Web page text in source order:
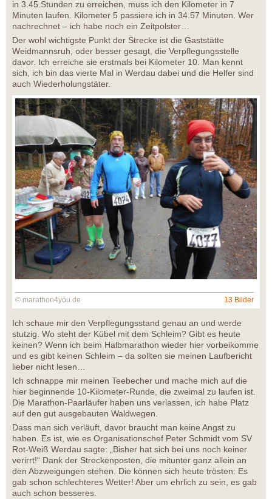
in 3.45 Stunden zu erreichen, muss ich den Kilometer in 7
Minuten laufen. Kilometer 5 passiere ich in 34.57 Minuten. Wer
nachrechnet – ich habe noch ein Zeitpolster…
Der wohl wichtigste Punkt der Strecke ist die Gaststätte
Weidmannsruh, oder besser gesagt, die Verpflegungsstelle
davor. Ich erreiche sie erstmals bei Kilometer 10. Man kennt
sich, ich bin das vierte Mal in Werdau dabei und die Helfer sind
auch Wiederholungstäter.
© marathon4you.de 13 Bilder
Ich schaue mir den Verpflegungsstand genau an und werde
stutzig. Wo steht der Kübel mit dem Schleim? Gibt es heute
keinen? Wenn ich beim Halbmarathon wieder hier vorbeikomme
und es gibt keinen Schleim – da sollten sie meinen Laufbericht
lieber nicht lesen…
Ich schnappe mir meinen Teebecher und mache mich auf die
hier beginnende 10-Kilometer-Runde, die zweimal zu laufen ist.
Die Marathon-Paarläufer haben uns verlassen, ich habe Platz
auf den gut ausgebauten Waldwegen.
Dass man sich verläuft, davor braucht man keine Angst zu
haben. Es ist, wie es Organisationschef Peter Schmidt vom SV
Rot-Weiß Werdau sagte: „Bisher hat sich bei uns noch keiner
verirrt!“ Dank der Streckenposten, die mitunter ganz allein an
den Abzweigungen stehen. Die können sich heute trösten: Es
gab schon schlechteres Wetter! Aber um ehrlich zu sein, es gab
auch schon besseres.